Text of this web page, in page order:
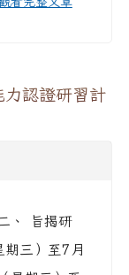
力認證研習計
、 旨揭研
三）至7月